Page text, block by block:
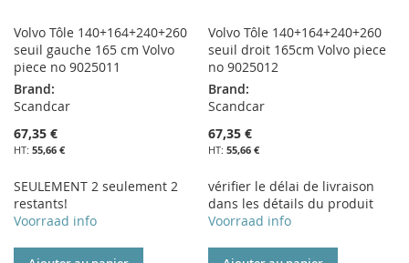
Volvo Tôle 140+164+240+260
seuil gauche 165 cm Volvo
piece no 9025011
Brand:
Scandcar
67,35 €
55,66 €
SEULEMENT 2 seulement 2
restants!
Voorraad info
Volvo Tôle 140+164+240+260
seuil droit 165cm Volvo piece
no 9025012
Brand:
Scandcar
67,35 €
55,66 €
vérifier le délai de livraison
dans les détails du produit
Voorraad info